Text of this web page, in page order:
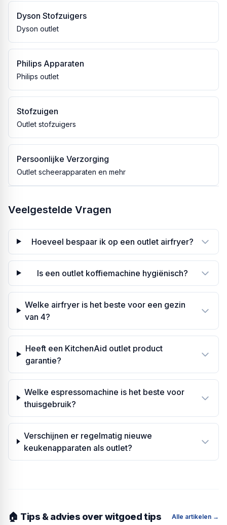
Dyson Stofzuigers
Dyson outlet
Philips Apparaten
Philips outlet
Stofzuigen
Outlet stofzuigers
Persoonlijke Verzorging
Outlet scheerapparaten en mehr
Veelgestelde Vragen
Hoeveel bespaar ik op een outlet airfryer?
Is een outlet koffiemachine hygiënisch?
Welke airfryer is het beste voor een gezin
van 4?
Heeft een KitchenAid outlet product
garantie?
Welke espressomachine is het beste voor
thuisgebruik?
Verschijnen er regelmatig nieuwe
keukenapparaten als outlet?
🏠 Tips & advies over witgoed tips Alle artikelen →